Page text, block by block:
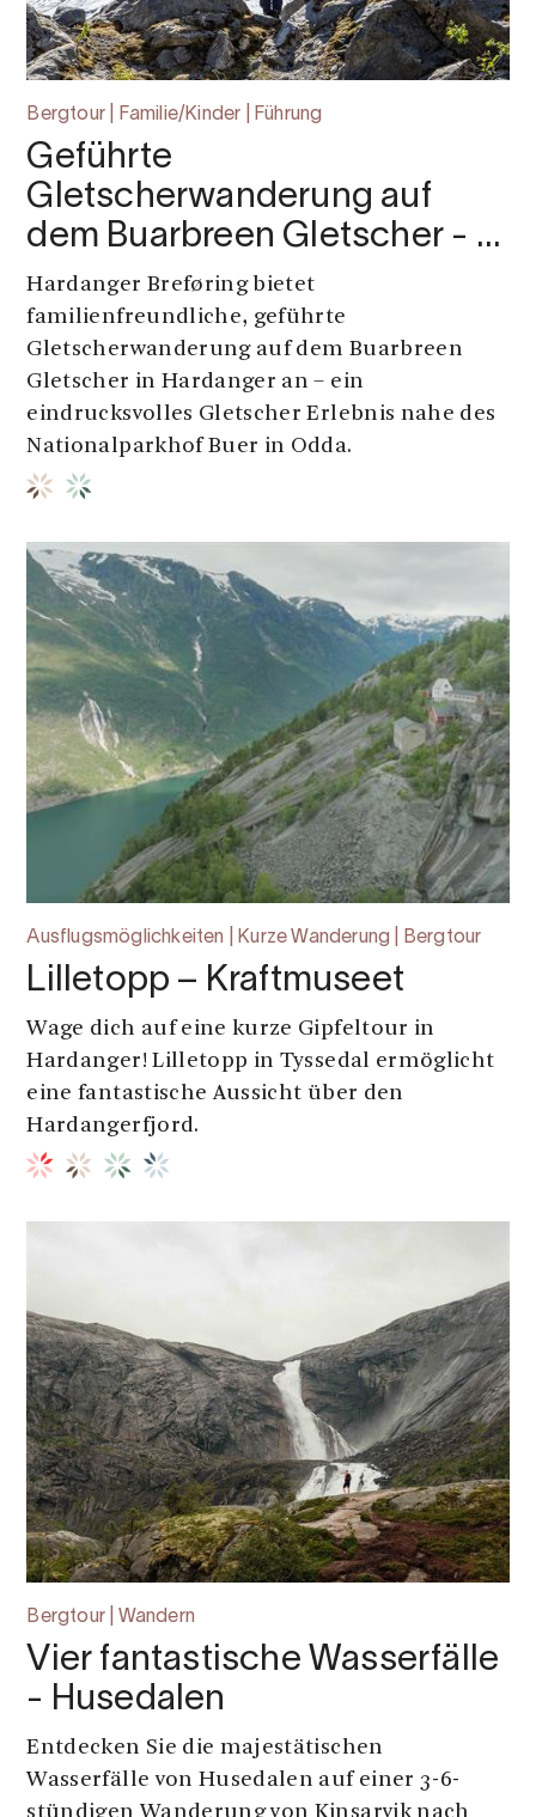
Bergtour | Familie/Kinder | Führung
Geführte
Gletscherwanderung auf
dem Buarbreen Gletscher - …
Hardanger Breføring bietet
familienfreundliche, geführte
Gletscherwanderung auf dem Buarbreen
Gletscher in Hardanger an – ein
eindrucksvolles Gletscher Erlebnis nahe des
Nationalparkhof Buer in Odda.
Ausflugsmöglichkeiten | Kurze Wanderung | Bergtour
Lilletopp – Kraftmuseet
Wage dich auf eine kurze Gipfeltour in
Hardanger! Lilletopp in Tyssedal ermöglicht
eine fantastische Aussicht über den
Hardangerfjord.
Bergtour | Wandern
Vier fantastische Wasserfälle
- Husedalen
Entdecken Sie die majestätischen
Wasserfälle von Husedalen auf einer 3-6-